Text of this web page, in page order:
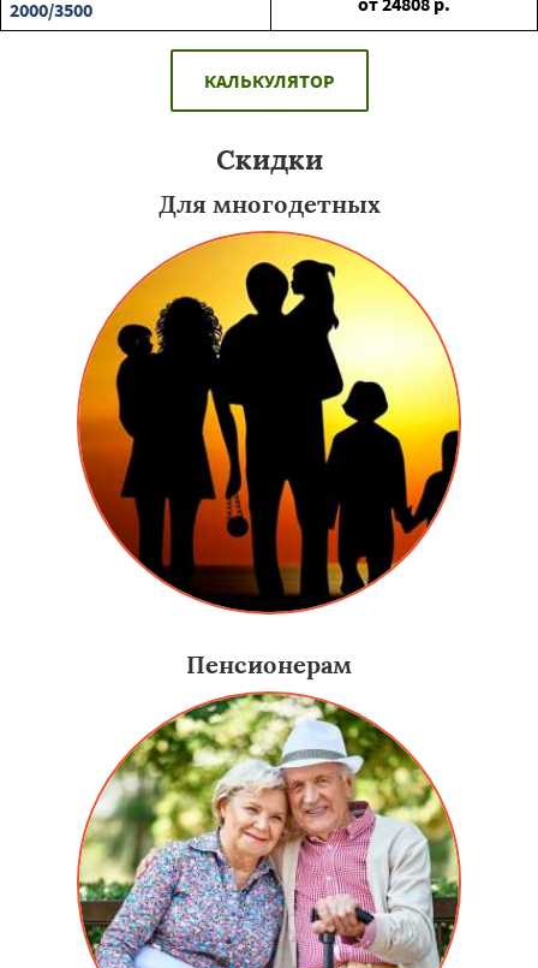
2000/3500
КАЛЬКУЛЯТОР
Скидки
Для многодетных
Пенсионерам